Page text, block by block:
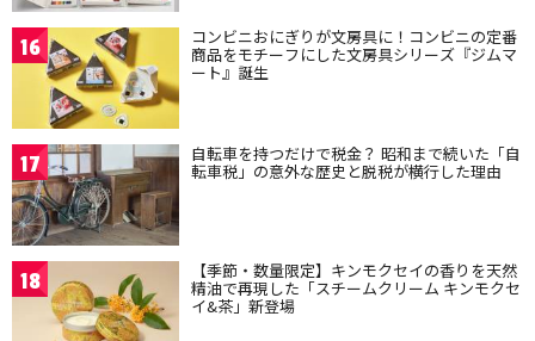
16 コンビニおにぎりが文房具に！コンビニの定番
商品をモチーフにした文房具シリーズ『ジムマ
ート』誕生
17 自転車を持つだけで税金？ 昭和まで続いた「自
転車税」の意外な歴史と脱税が横行した理由
18 【季節・数量限定】キンモクセイの香りを天然
精油で再現した「スチームクリーム キンモクセ
イ&茶」新登場